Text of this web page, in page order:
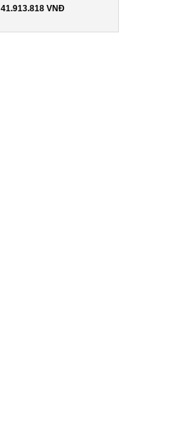
41.913.818 VNĐ